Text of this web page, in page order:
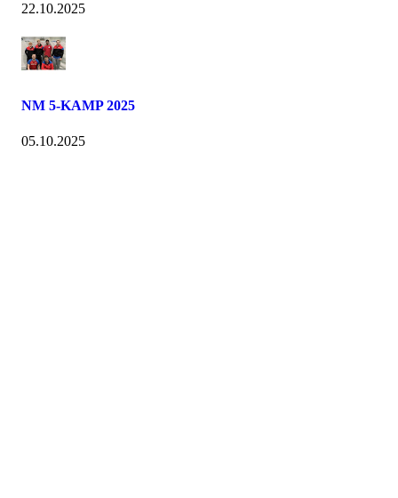
22.10.2025
NM 5-KAMP 2025
05.10.2025